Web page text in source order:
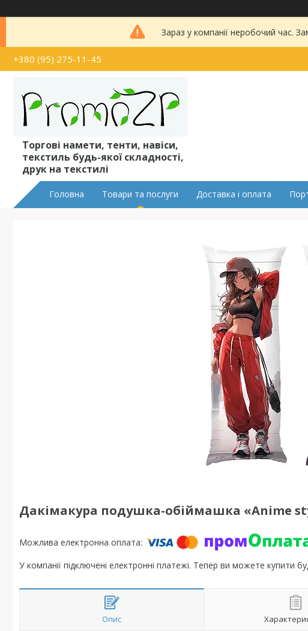
Зараз у компанії неробочий час.
+380 (95) 275-11-45
Торгові намети, тенти, навіси,
текстиль будь-якої складності,
друк на текстилі
Головна Товари та послуги Доставка і оплата
Дакімакура подушка-обіймашка «Anime
У компанії підключені електронні платежі. Тепер ви можете купити
Опис